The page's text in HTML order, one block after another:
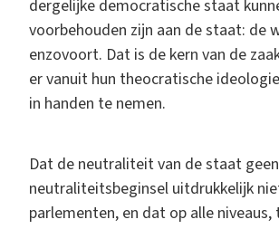
dergelijke democratische staat
voorbehouden zijn aan de staat: de
enzovoort. Dat is de kern van de
er vanuit hun theocratische
in handen te nemen.
Dat de neutraliteit van de staat
neutraliteitsbeginsel uitdrukkelijk
parlementen, en dat op alle